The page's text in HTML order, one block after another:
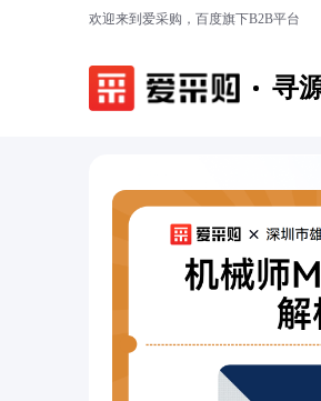
欢迎来到爱采购，百度旗下B2B平台
寻